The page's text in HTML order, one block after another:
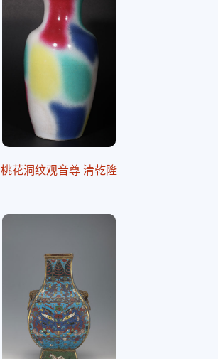
桃花洞纹观音尊 清乾隆